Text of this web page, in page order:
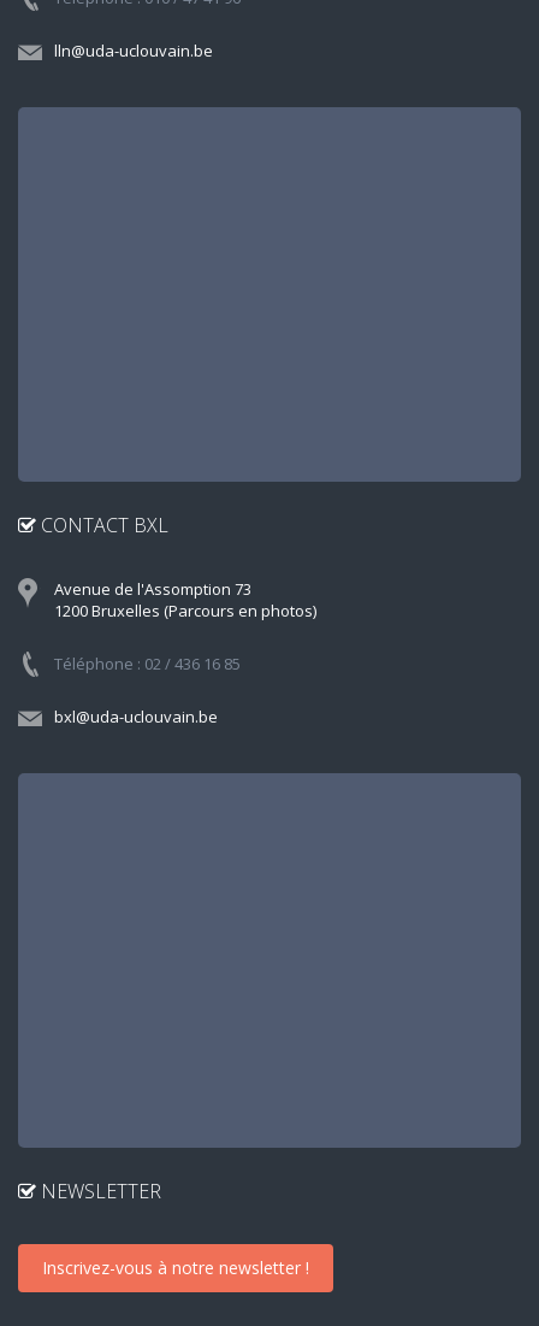
lln@uda-uclouvain.be
CONTACT BXL
Avenue de l'Assomption 73
1200 Bruxelles (Parcours en photos)
Téléphone : 02 / 436 16 85
bxl@uda-uclouvain.be
NEWSLETTER
Inscrivez-vous à notre newsletter !